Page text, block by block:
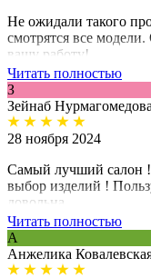
Не ожидали такого
смотрятся все
вашу работу!
Читать полностью
З
Зейнаб Нурмагомедова
28 ноября 2024
Самый лучший салон
выбор изделий !
довольна
Читать полностью
А
Анжелика